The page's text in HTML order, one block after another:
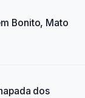
Bonito, Mato
dos